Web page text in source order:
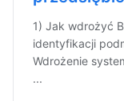
1) Jak wdrożyć
identyfikacji
Wdrożenie
...